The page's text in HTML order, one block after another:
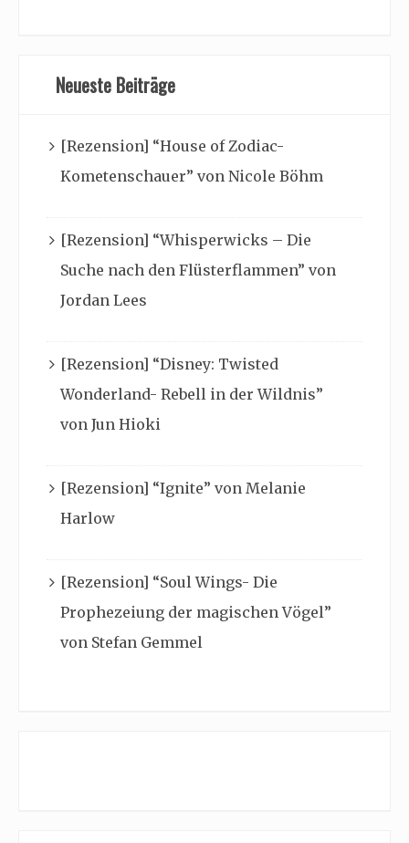
Neueste Beiträge
[Rezension] “House of Zodiac-
Kometenschauer” von Nicole Böhm
[Rezension] “Whisperwicks – Die
Suche nach den Flüsterflammen” von
Jordan Lees
[Rezension] “Disney: Twisted
Wonderland- Rebell in der Wildnis”
von Jun Hioki
[Rezension] “Ignite” von Melanie
Harlow
[Rezension] “Soul Wings- Die
Prophezeiung der magischen Vögel”
von Stefan Gemmel